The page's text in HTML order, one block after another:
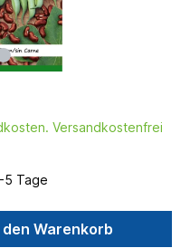
Versandkostenfrei
5 Tage
den Warenkorb